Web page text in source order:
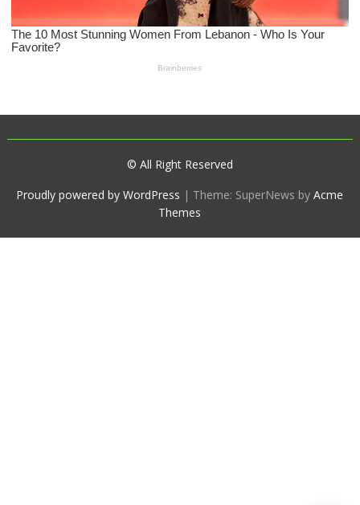
© All Right Reserved
Proudly powered by WordPress | Theme: SuperNews byAcme
Themes